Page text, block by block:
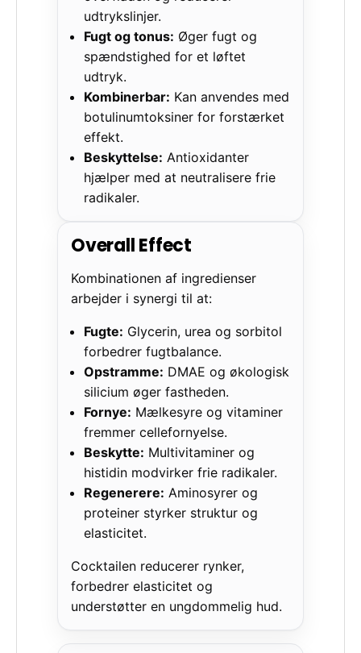
udtrykslinjer.
Fugt og tonus: Øger fugt og
spændstighed for et løftet
udtryk.
Kombinerbar: Kan anvendes med
botulinumtoksiner for forstærket
effekt.
Beskyttelse: Antioxidanter
hjælper med at neutralisere frie
radikaler.
Overall Effect
Kombinationen af ingredienser
arbejder i synergi til at:
Fugte: Glycerin, urea og sorbitol
forbedrer fugtbalance.
Opstramme: DMAE og økologisk
silicium øger fastheden.
Fornye: Mælkesyre og vitaminer
fremmer cellefornyelse.
Beskytte: Multivitaminer og
histidin modvirker frie radikaler.
Regenerere: Aminosyrer og
proteiner styrker struktur og
elasticitet.
Cocktailen reducerer rynker,
forbedrer elasticitet og
understøtter en ungdommelig hud.